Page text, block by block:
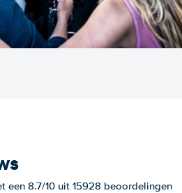
een 8.7/10 uit 15928 beoordelingen